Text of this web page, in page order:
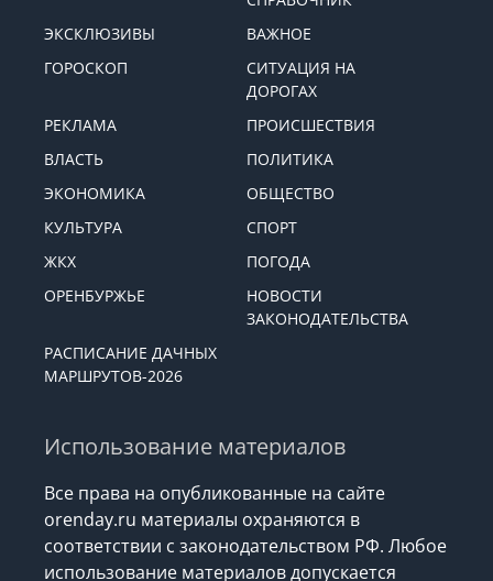
ЭКСКЛЮЗИВЫ
ВАЖНОЕ
ГОРОСКОП
СИТУАЦИЯ НА
ДОРОГАХ
РЕКЛАМА
ПРОИСШЕСТВИЯ
ВЛАСТЬ
ПОЛИТИКА
ЭКОНОМИКА
ОБЩЕСТВО
КУЛЬТУРА
СПОРТ
ЖКХ
ПОГОДА
ОРЕНБУРЖЬЕ
НОВОСТИ
ЗАКОНОДАТЕЛЬСТВА
РАСПИСАНИЕ ДАЧНЫХ
МАРШРУТОВ-2026
Использование материалов
Все права на опубликованные на сайте
orenday.ru материалы охраняются в
соответствии с законодательством РФ. Любое
использование материалов допускается